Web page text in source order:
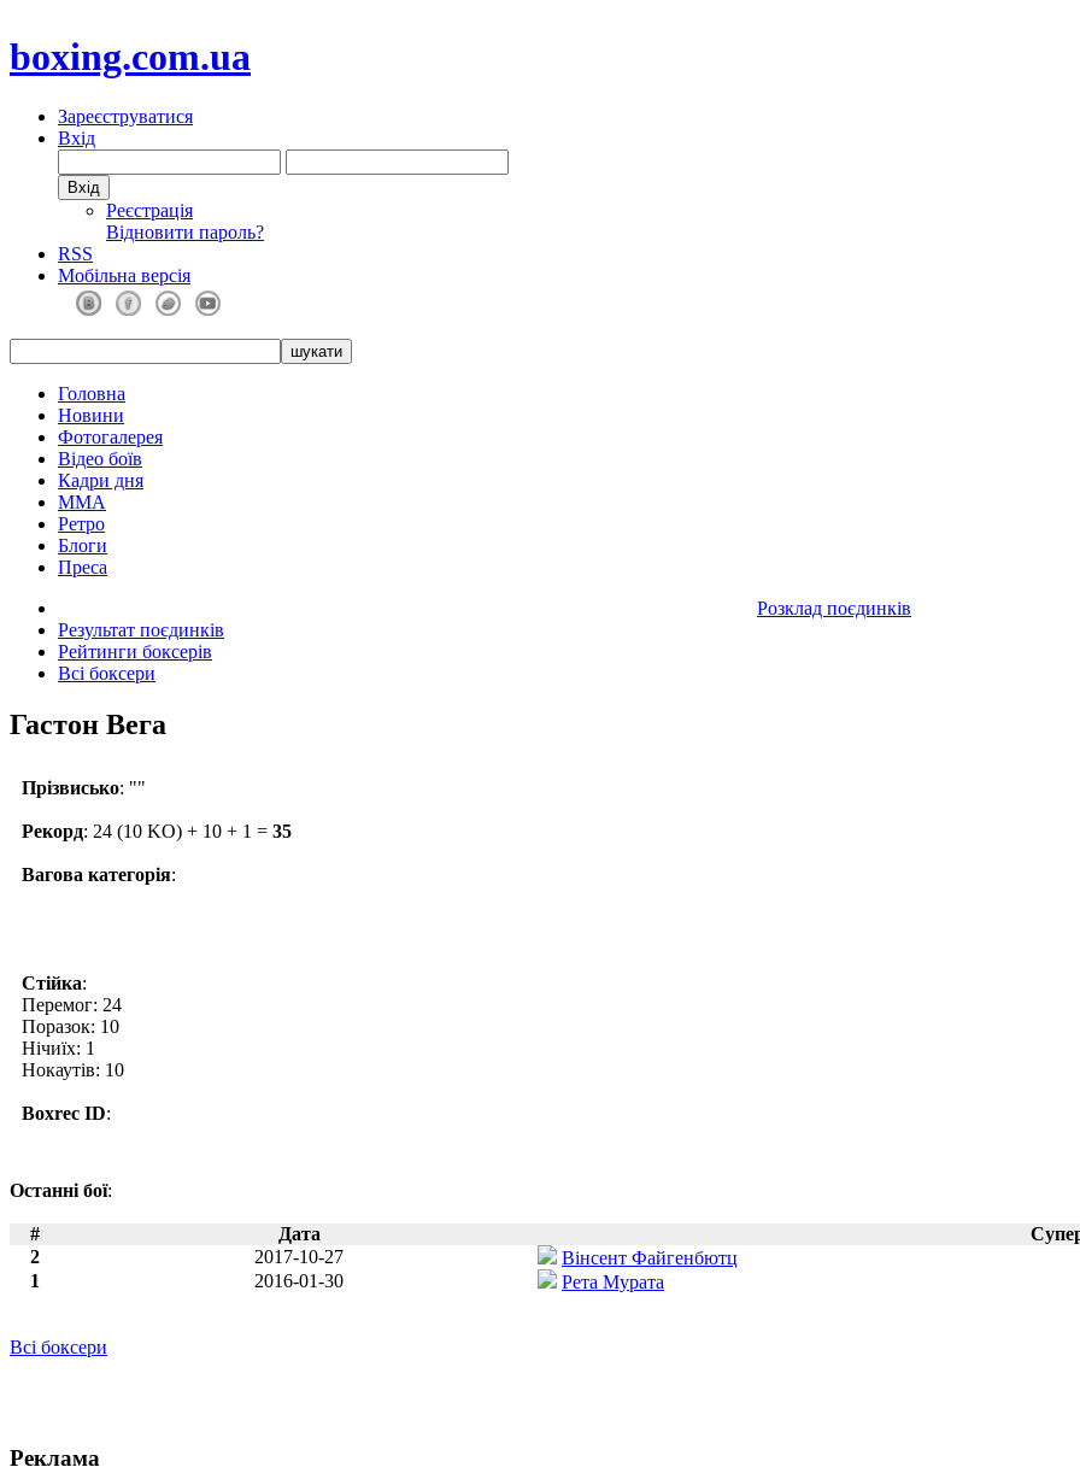
boxing.com.ua
Зареєструватися
Вхід
Реєстрація
Відновити пароль?
RSS
Мобільна версія
Головна
Новини
Фотогалерея
Відео боїв
Кадри дня
ММА
Ретро
Блоги
Преса
Розклад поєдинків
Результат поєдинків
Рейтинги боксерів
Всі боксери
Гастон Вега
Прізвисько: ""
Рекорд: 24 (10 KO) + 10 + 1 = 35
Вагова категорія:
Стійка:
Перемог: 24
Поразок: 10
Нічиїх: 1
Нокаутів: 10
Boxrec ID:
Останні бої:
# Дата
2
2017-10-27
Вінсент Файгенбютц
1
2016-01-30 Рета Мурата
Всі боксери
Реклама